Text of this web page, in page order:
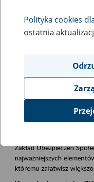
Rodzaj wydarzenia
Szkolenia
obsługa klientów
Event description
Platforma Usług
Zakład Ubezpieczeń
najważniejszych
któremu załatwisz
Polityka cookies
ostatnia